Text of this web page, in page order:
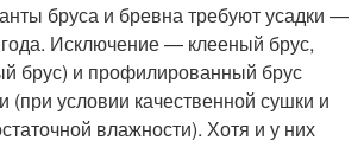
бруса и бревна требуют усадки —
Исключение — клееный брус,
брус) и профилированный брус
(при условии качественной сушки и
влажности). Хотя и у них